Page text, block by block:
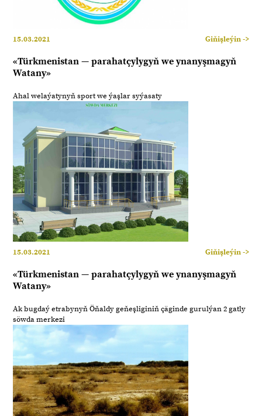
15.03.2021 Giňişleýin ->
«Türkmenistan — parahatçylygyň we ynanyşmagyň
Watany»
Ahal welaýatynyň sport we ýaşlar syýasaty
15.03.2021 Giňişleýin ->
«Türkmenistan — parahatçylygyň we ynanyşmagyň
Watany»
Ak bugdaý etrabynyň Öňaldy geňeşliginiň çäginde gurulýan 2 gatly
söwda merkezi